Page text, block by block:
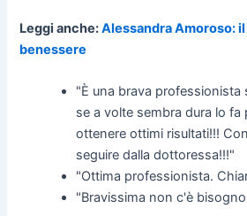
Leggi anche:Alessandra Amoroso:
benessere
"È una brava professionista
se a volte sembra dura lo fa
ottenere ottimi risultati!!!
seguire dalla dottoressa!!!"
"Ottima professionista.
"Bravissima non c'è